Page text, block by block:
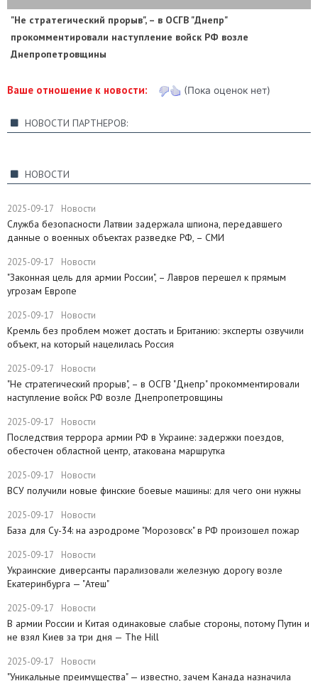
"Не стратегический прорыв", – в ОСГВ "Днепр"
прокомментировали наступление войск РФ возле
Днепропетровщины
Ваше отношение к новости: (Пока оценок нет)
НОВОСТИ ПАРТНЕРОВ:
НОВОСТИ
2025-09-17 Новости
Служба безопасности Латвии задержала шпиона, передавшего
данные о военных объектах разведке РФ, – СМИ
2025-09-17 Новости
"Законная цель для армии России", – Лавров перешел к прямым
угрозам Европе
2025-09-17 Новости
​Кремль без проблем может достать и Британию: эксперты озвучили
объект, на который нацелилась Россия
2025-09-17 Новости
"Не стратегический прорыв", – в ОСГВ "Днепр" прокомментировали
наступление войск РФ возле Днепропетровщины
2025-09-17 Новости
Последствия террора армии РФ в Украине: задержки поездов,
обесточен областной центр, атакована маршрутка
2025-09-17 Новости
ВСУ получили новые финские боевые машины: для чего они нужны
2025-09-17 Новости
База для Су-34: на аэродроме "Морозовск" в РФ произошел пожар
2025-09-17 Новости
Украинские диверсанты парализовали железную дорогу возле
Екатеринбурга — "Атеш"
2025-09-17 Новости
​В армии России и Китая одинаковые слабые стороны, потому Путин и
не взял Киев за три дня — The Hill
2025-09-17 Новости
​"Уникальные преимущества" — известно, зачем Канада назначила